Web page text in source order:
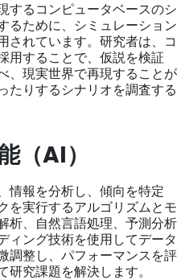
するコンピュータベースのシ
るために、シミュレーション
されています。研究者は、コ
用することで、仮説を検証
、現実世界で再現することが
たりするシナリオを調査する
（AI）
情報を分析し、傾向を特定
を実行するアルゴリズムとモ
析、自然言語処理、予測分析
ィング技術を使用してデータ
調整し、パフォーマンスを評
究課題を解決します。